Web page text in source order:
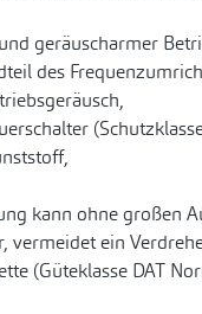
geräuscharmer
des
kann ohne großen
vermeidet ein
(Güteklasse DAT